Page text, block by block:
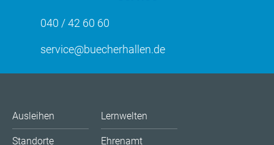
040 / 42 60 60
service@buecherhallen.de
Ausleihen
Standorte
Lernwelten
Ehrenamt